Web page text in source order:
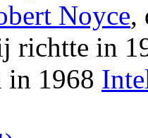
Noyce,
richtte in
in 1968